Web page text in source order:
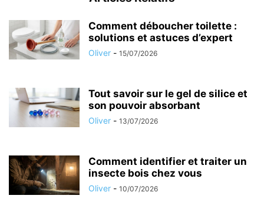
Comment déboucher toilette :
solutions et astuces d’expert
Oliver - 15/07/2026
Tout savoir sur le gel de silice et
son pouvoir absorbant
Oliver - 13/07/2026
Comment identifier et traiter un
insecte bois chez vous
Oliver - 10/07/2026